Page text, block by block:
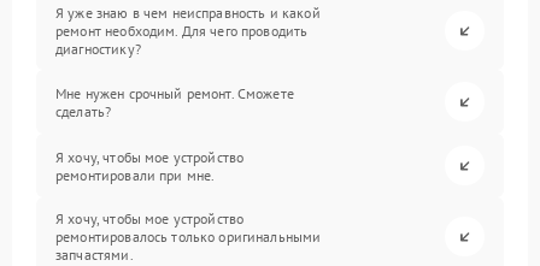
Я уже знаю в чем неисправность и какой
ремонт необходим. Для чего проводить
диагностику?
Мне нужен срочный ремонт. Сможете
сделать?
Я хочу, чтобы мое устройство
ремонтировали при мне.
Я хочу, чтобы мое устройство
ремонтировалось только оригинальными
запчастями.